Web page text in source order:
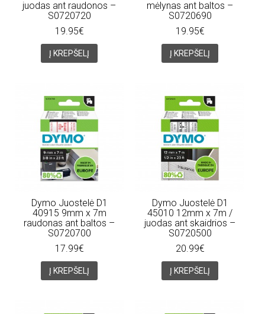
juodas ant raudonos –
S0720720
19.95€
Į KREPŠELĮ
mėlynas ant baltos –
S0720690
19.95€
Į KREPŠELĮ
Dymo Juostelė D1
40915 9mm x 7m
raudonas ant baltos –
S0720700
17.99€
Į KREPŠELĮ
Dymo Juostelė D1
45010 12mm x 7m /
juodas ant skaidrios –
S0720500
20.99€
Į KREPŠELĮ